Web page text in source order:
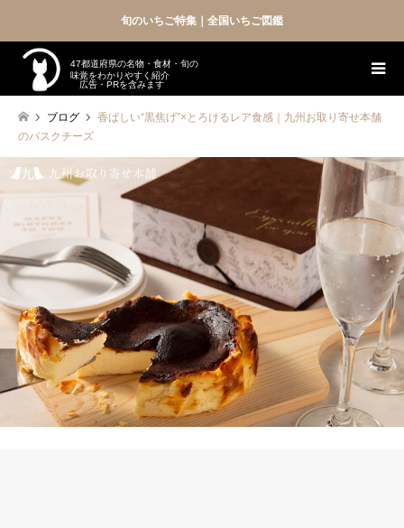
旬のいちご特集｜全国いちご図鑑
47都道府県の名物・食材・旬の
味覚をわかりやすく紹介
広告・PRを含みます
ブログ
香ばしい“黒焦げ”×とろけるレア食感｜九州お取り寄せ本舗
のバスクチーズ